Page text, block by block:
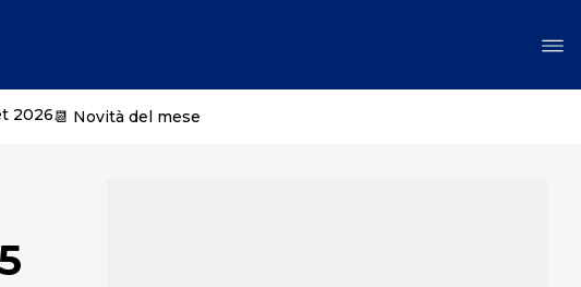
2026📆 Novità del mese